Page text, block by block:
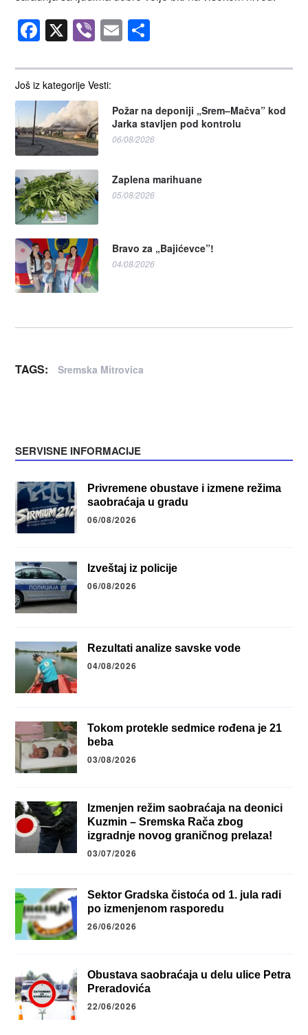
Još iz kategorije Vesti:
Požar na deponiji „Srem–Mačva” kod
Jarka stavljen pod kontrolu
06/08/2026
Zaplena marihuane
05/08/2026
Bravo za „Bajićevce”!
04/08/2026
Facebook
X ViberEmail
TAGS: Sremska Mitrovica
SERVISNE INFORMACIJE
Privremene obustave i izmene režima
saobraćaja u gradu
06/08/2026
Izveštaj iz policije
06/08/2026
Rezultati analize savske vode
04/08/2026
Tokom protekle sedmice rođena je 21
beba
03/08/2026
Izmenjen režim saobraćaja na deonici
Kuzmin – Sremska Rača zbog
izgradnje novog graničnog prelaza!
03/07/2026
Sektor Gradska čistoća od 1. jula radi
po izmenjenom rasporedu
26/06/2026
Obustava saobraćaja u delu ulice Petra
Preradovića
22/06/2026